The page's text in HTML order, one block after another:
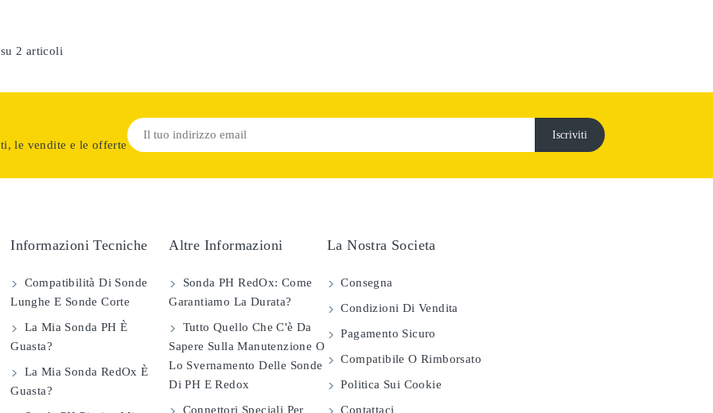
2 articoli
le vendite e le offerte
Informazioni Tecniche
Compatibilità Di Sonde
Lunghe E Sonde Corte
La Mia Sonda PH È
Guasta?
La Mia Sonda RedOx È
Guasta?
Altre Informazioni
Sonda PH RedOx: Come
Garantiamo La Durata?
Tutto Quello Che C'è Da
Sapere Sulla Manutenzione O
Lo Svernamento Delle Sonde
Di PH E Redox
Connettori Speciali Per
La Nostra Societa
Consegna
Condizioni Di Vendita
Pagamento Sicuro
Compatibile O Rimborsato
Politica Sui Cookie
Contattaci